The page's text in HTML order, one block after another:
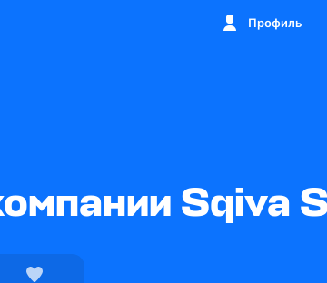
Профиль
Sqiva